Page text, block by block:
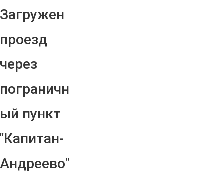
Загружен
проезд
через
пограничн
ый пункт
"Капитан-
Андреево"